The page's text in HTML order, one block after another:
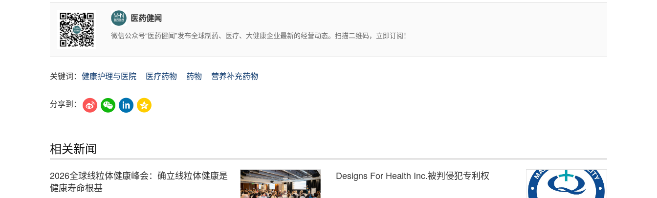
医药健闻
微信公众号“医药健闻”发布全球制药、医疗、大健康企业最新的经营动态。扫描二维码，立即订阅！
关键词： 健康护理与医院 医疗药物 药物 营养补充药物
分享到：
相关新闻
2026全球线粒体健康峰会：确立线粒体健康是
健康寿命根基
Designs For Health Inc.被判侵犯专利权